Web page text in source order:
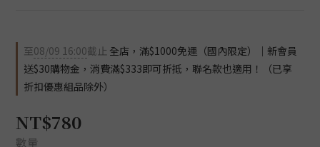
至08/09 16:00截止 全店，滿$1000免運（國內限定）｜新會員
送$30購物金，消費滿$333即可折抵，聯名款也適用！（已享
折扣優惠組品除外）
NT$780
數量